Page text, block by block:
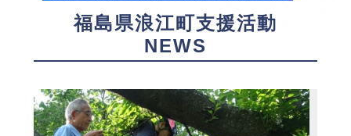
福島県浪江町支援活動
NEWS